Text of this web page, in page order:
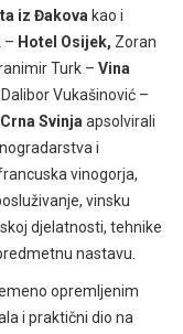
iz Đakova kao i
– Hotel Osijek, Zoran
Turk – Vina
Dalibor Vukašinović –
Svinjaapsolvirali
i
vinogorja,
vinsku
djelatnosti, tehnike
nastavu.
opremljenim
i praktični dio na